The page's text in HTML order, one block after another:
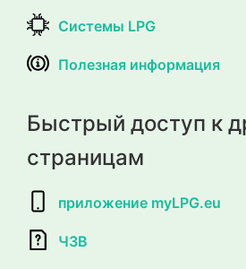
Системы LPG
Полезная информация
Быстрый доступ к
страницам
приложение myLPG.eu
ЧЗВ